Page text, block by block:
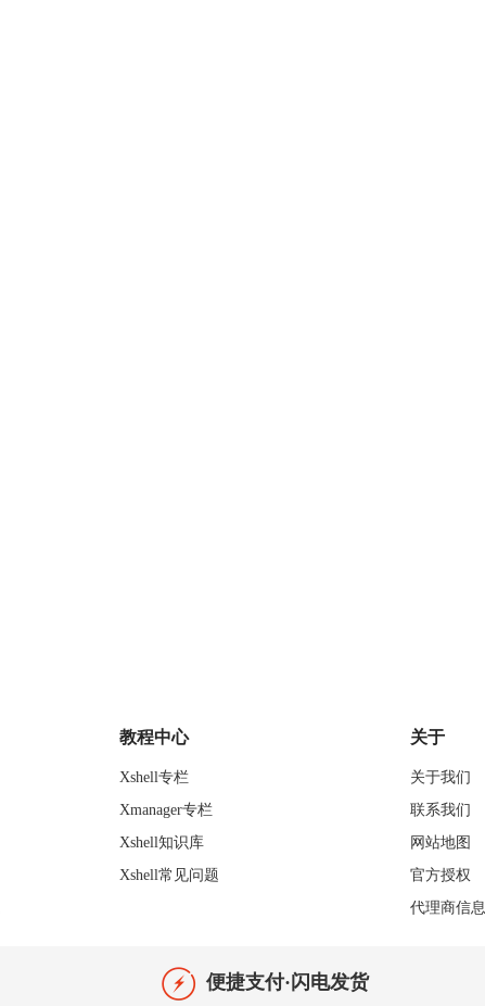
教程中心
Xshell专栏
Xmanager专栏
Xshell知识库
Xshell常见问题
关于
关于我们
联系我们
网站地图
官方授权
代理商信息
便捷支付·闪电发货